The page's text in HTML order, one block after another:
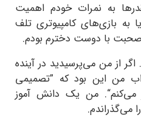
به نمرات خودم اهمیت
به بازی‌های کامپیوتری تلف
با دوست دخترم بودم.
از من می‌پرسیدید در آینده
من این بود که ”تصمیمی
می‌کنم“. من یک دانش آموز
می‌گذراندم.